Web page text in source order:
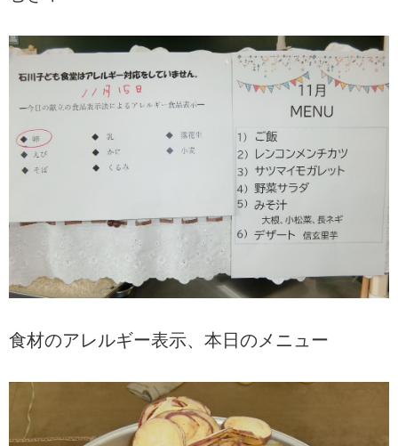
食材のアレルギー表示、本日のメニュー